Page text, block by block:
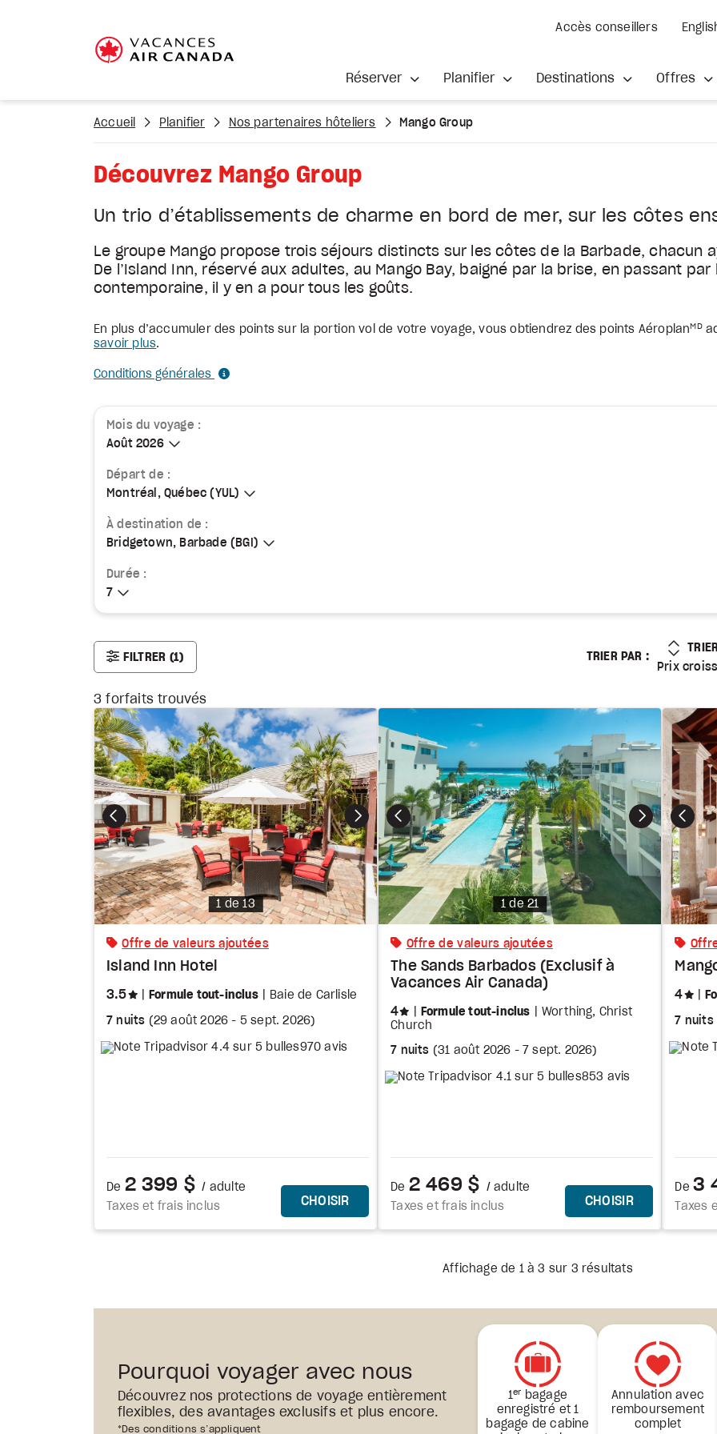
Accès conseillers
Réserver Planifier Destinations Offres
Accueil Planifier Nos partenaires hôteliers Mango Group
Découvrez Mango Group
Un trio d’établissements de charme en bord de mer, sur les côtes
Le groupe Mango propose trois séjours distincts sur les côtes de la Barbade, chacun
De l’Island Inn, réservé aux adultes, au Mango Bay, baigné par la brise, en passant
contemporaine, il y en a pour tous les goûts.
En plus d’accumuler des points sur la portion vol de votre voyage, vous obtiendrez des points AéroplanMD
savoir plus.
Conditions générales
Mois du voyage :
Août 2026
Août 2026
Départ de :
Montréal, Québec (YUL)
Montréal, Québec (YUL)
À destination de :
Bridgetown, Barbade (BGI)
Bridgetown, Barbade (BGI)
Durée :
7
7
FILTRER (1) TRIER PAR :
PRIX
Prix croissant
Prix
3forfaits trouvés
Photo
1 de 13
Offre de valeurs ajoutées
Island Inn Hotel
3.5 étoiles
Formule tout-inclus Baie de Carlisle
7 nuits (29 août 2026 - 5 sept. 2026)
970 avis
De 2 399 $ / adulte
Taxes et frais inclus
CHOISIRCE FORFAIT
Photo
1 de 21
Offre de valeurs ajoutées
The Sands Barbados (Exclusif à
Vacances Air Canada)
4 étoiles
Formule tout-inclus
Worthing, Christ
Church
7 nuits (31 août 2026 - 7 sept. 2026)
853 avis
De 2 469 $ / adulte
Taxes et frais inclus
CHOISIRCE FORFAIT
4
7 nuits
De 3
Taxes
Affichage de 1 à 3 sur 3 résultats
Pourquoi voyager avec nous
Découvrez nos protections de voyage entièrement
flexibles, des avantages exclusifs et plus encore.
*Des conditions s’appliquent
1er
bagage
enregistré et 1
bagage de cabine
Annulation avec
remboursement
complet